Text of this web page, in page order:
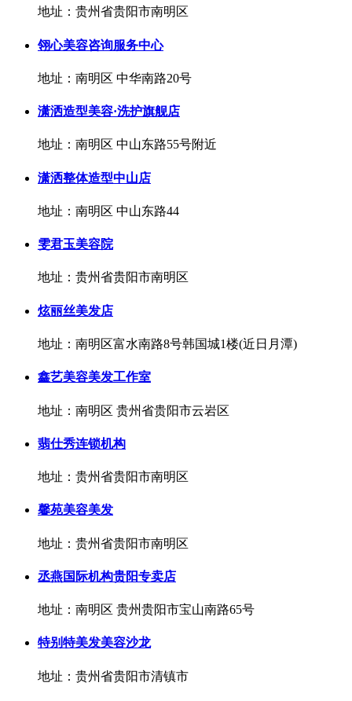
地址：贵州省贵阳市南明区
翎心美容咨询服务中心
地址：南明区 中华南路20号
潇洒造型美容·洗护旗舰店
地址：南明区 中山东路55号附近
潇洒整体造型中山店
地址：南明区 中山东路44
雯君玉美容院
地址：贵州省贵阳市南明区
炫丽丝美发店
地址：南明区富水南路8号韩国城1楼(近日月潭)
鑫艺美容美发工作室
地址：南明区 贵州省贵阳市云岩区
翡仕秀连锁机构
地址：贵州省贵阳市南明区
馨苑美容美发
地址：贵州省贵阳市南明区
丞燕国际机构贵阳专卖店
地址：南明区 贵州贵阳市宝山南路65号
特别特美发美容沙龙
地址：贵州省贵阳市清镇市